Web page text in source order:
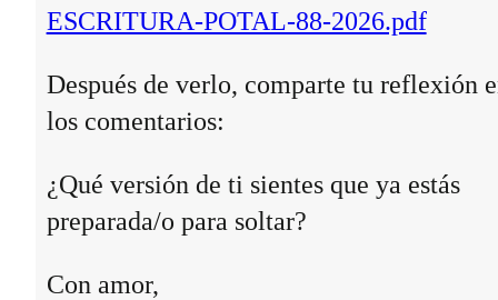
ESCRITURA-POTAL-88-2026.pdf
Después de verlo, comparte tu reflexión
los comentarios:
¿Qué versión de ti sientes que ya estás
preparada/o para soltar?
Con amor,